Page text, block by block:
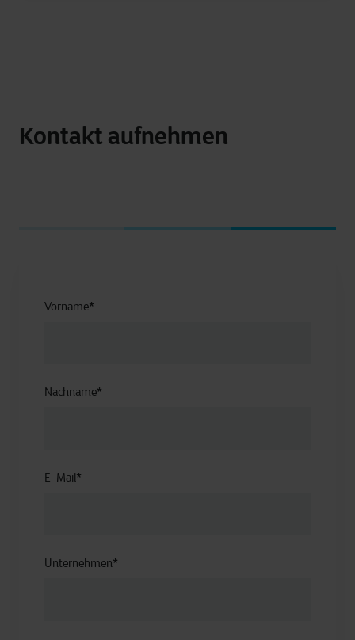
Kontakt aufnehmen
Vorname*
Nachname*
E-Mail*
Unternehmen*